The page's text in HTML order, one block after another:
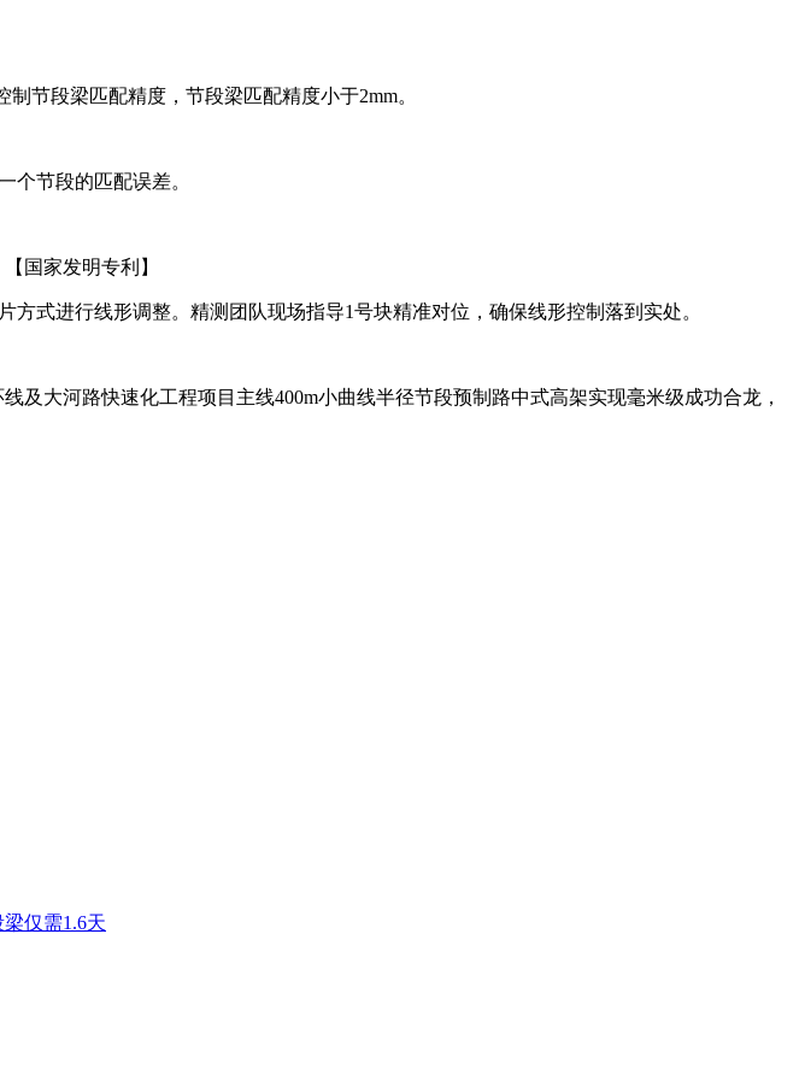
节段梁匹配精度，节段梁匹配精度小于2mm。
个节段的匹配误差。
国家发明专利】
式进行线形调整。精测团队现场指导1号块精准对位，确保线形控制落到实处。
大河路快速化工程项目主线400m小曲线半径节段预制路中式高架实现毫米级成功合龙，
仅需1.6天